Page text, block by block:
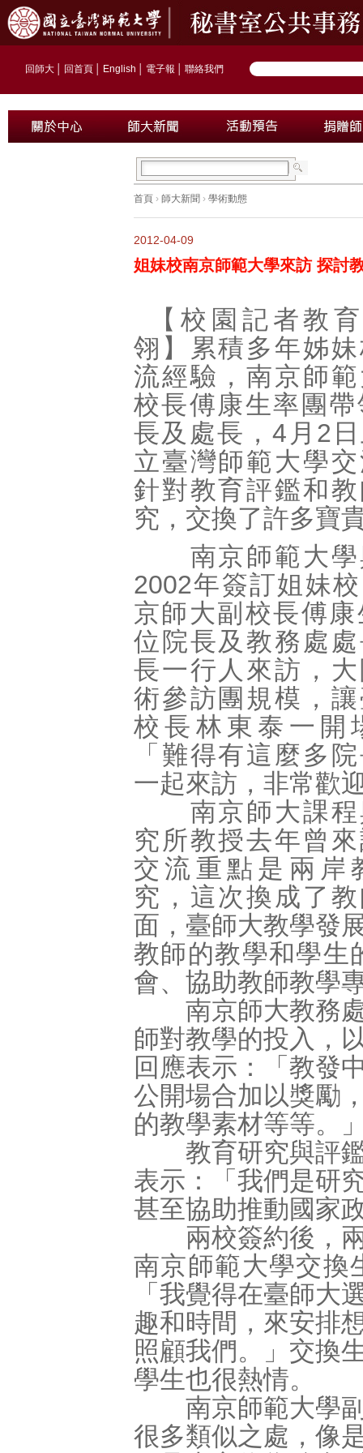
回師大 回首頁 English 電子報 聯絡我們
首頁 › 師大新聞 › 學術動態
2012-04-09
姐妹校南京師範大學來訪 探討
【校園記者教
翎】累積多年姊
流經驗，南京師
校長傅康生率團
長及處長，4月2
立臺灣師範大學
針對教育評鑑和
究，交換了許多寶
南京師範大學
2002年簽訂姐妹
京師大副校長傅
位院長及教務處
長一行人來訪，
術參訪團規模，
校長林東泰一開
「難得有這麼多
一起來訪，非常歡
南京師大課程
究所教授去年曾
交流重點是兩岸
究，這次換成了
面，臺師大教學發
教師的教學和學生
會、協助教師教學
南京師大教務處
師對教學的投入，
回應表示：「教發
公開場合加以獎勵
的教學素材等等。
教育研究與評鑑
表示：「我們是研
甚至協助推動國家
兩校簽約後，兩
南京師範大學交換
「我覺得在臺師大
趣和時間，來安排
照顧我們。」交換
學生也很熱情。
南京師範大學副
很多類似之處，像